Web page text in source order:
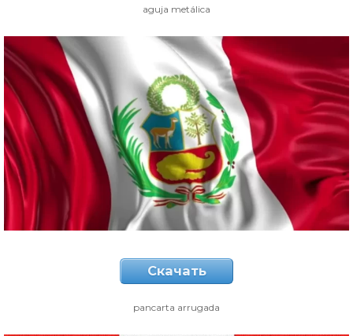
aguja metálica
Скачать
pancarta arrugada